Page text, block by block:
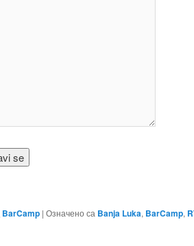
BarCamp | Означено са Banja Luka, BarCamp,